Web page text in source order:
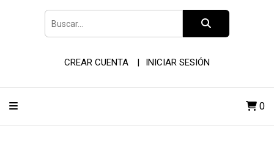
CREAR CUENTA INICIAR SESIÓN
0